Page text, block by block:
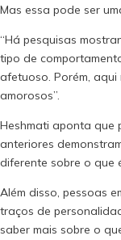
Mas essa pode ser
“Há pesquisas
tipo de
afetuoso. Porém,
amorosos”.
Heshmati aponta que
anteriores
diferente sobre o que
Além disso, pessoas
traços de
saber mais sobre o